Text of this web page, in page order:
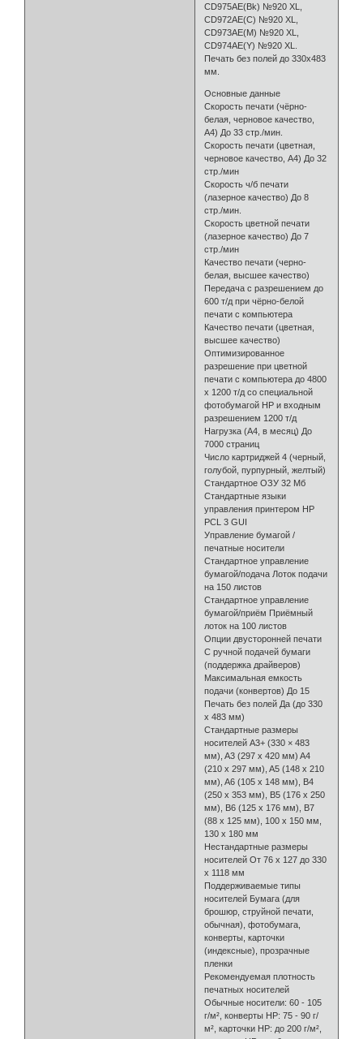
CD975AE(Bk) №920 XL,
CD972AE(C) №920 XL,
CD973AE(M) №920 XL,
CD974AE(Y) №920 XL.
Печать без полей до 330х483
мм.
Основные данные
Скорость печати (чёрно-
белая, черновое качество,
A4) До 33 стр./мин.
Скорость печати (цветная,
черновое качество, A4) До 32
стр./мин
Скорость ч/б печати
(лазерное качество) До 8
стр./мин.
Скорость цветной печати
(лазерное качество) До 7
стр./мин
Качество печати (черно-
белая, высшее качество)
Передача с разрешением до
600 т/д при чёрно-белой
печати с компьютера
Качество печати (цветная,
высшее качество)
Оптимизированное
разрешение при цветной
печати с компьютера до 4800
х 1200 т/д со специальной
фотобумагой HP и входным
разрешением 1200 т/д
Нагрузка (А4, в месяц) До
7000 страниц
Число картриджей 4 (черный,
голубой, пурпурный, желтый)
Стандартное ОЗУ 32 Мб
Стандартные языки
управления принтером HP
PCL 3 GUI
Управление бумагой /
печатные носители
Стандартное управление
бумагой/подача Лоток подачи
на 150 листов
Стандартное управление
бумагой/приём Приёмный
лоток на 100 листов
Опции двусторонней печати
С ручной подачей бумаги
(поддержка драйверов)
Максимальная емкость
подачи (конвертов) До 15
Печать без полей Да (до 330
x 483 мм)
Стандартные размеры
носителей A3+ (330 × 483
мм), A3 (297 x 420 мм) A4
(210 x 297 мм), A5 (148 x 210
мм), A6 (105 x 148 мм), B4
(250 x 353 мм), B5 (176 x 250
мм), B6 (125 x 176 мм), B7
(88 x 125 мм), 100 x 150 мм,
130 x 180 мм
Нестандартные размеры
носителей От 76 x 127 до 330
x 1118 мм
Поддерживаемые типы
носителей Бумага (для
брошюр, струйной печати,
обычная), фотобумага,
конверты, карточки
(индексные), прозрачные
пленки
Рекомендуемая плотность
печатных носителей
Обычные носители: 60 - 105
г/м², конверты HP: 75 - 90 г/
м², карточки HP: до 200 г/м²,